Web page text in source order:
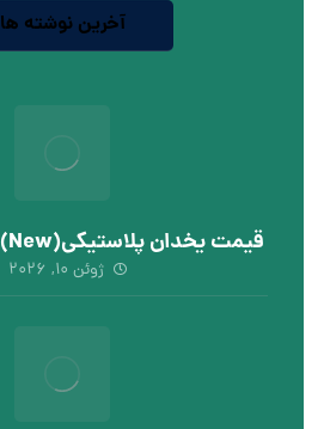
آخرین نوشته ها
قیمت یخدان پلاستیکی(New) در بازار + جدول
ژوئن ۱۰, ۲۰۲۶